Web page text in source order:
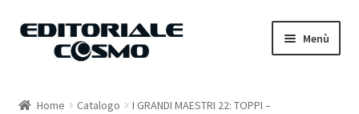
Vai
Vai
Menù
Home Catalogo
I GRANDI MAESTRI 22: TOPPI –